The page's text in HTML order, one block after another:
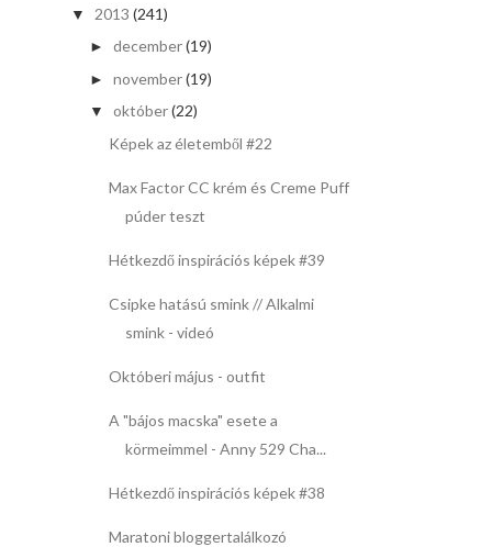
▼ 2013 (241)
► december(19)
► november(19)
▼ október(22)
Képek az életemből #22
Max Factor CC krém és Creme Puff
púder teszt
Hétkezdő inspirációs képek #39
Csipke hatású smink // Alkalmi
smink - videó
Októberi május - outfit
A "bájos macska" esete a
körmeimmel - Anny 529 Cha...
Hétkezdő inspirációs képek #38
Maratoni bloggertalálkozó